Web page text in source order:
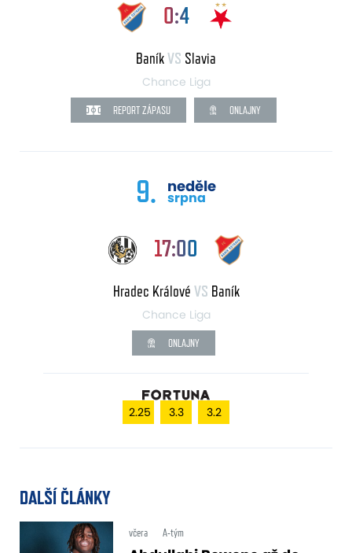
0:4
BaníkVS Slavia
Chance Liga
REPORT ZÁPASU ONLAJNY
9. neděle
srpna
17:00
Hradec Králové VS Baník
Chance Liga
ONLAJNY
2.25 3.3 3.2
DALŠÍ ČLÁNKY
včera A-tým